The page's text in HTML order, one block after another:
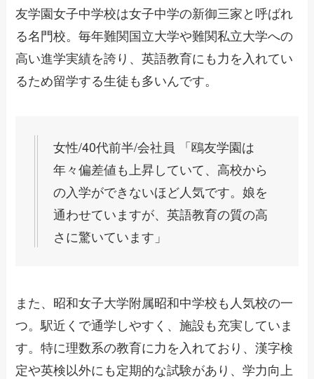
友学園女子中学校は女子中学の新御三家と呼ばれ
る名門校。毎年難関国立大学や難関私立大学への
高い進学実績を誇り、英語教育にも力を入れてい
るため留学する生徒も多いんです。
女性/40代前半/会社員 「鴎友学園は
年々偏差値も上昇していて、高校から
の入学ができないほど人気です。娘を
通わせていますが、英語教育の質の高
さに驚いています」
また、昭和女子大学附属昭和中学校も人気校の一
つ。駅近くで通学しやすく、施設も充実していま
す。特に理数系の教育に力を入れており、漢字検
定や英検以外にも定期的な試験があり、学力向上